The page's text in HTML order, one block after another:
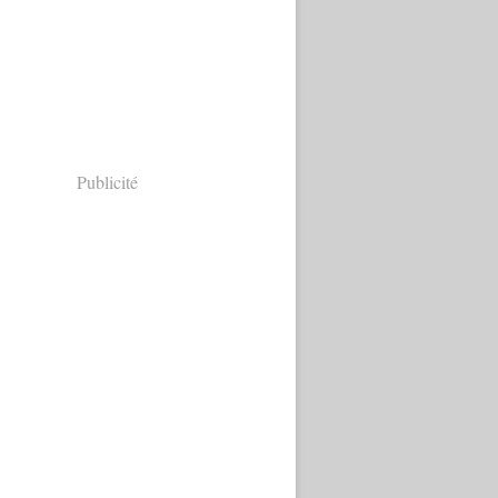
Publicité